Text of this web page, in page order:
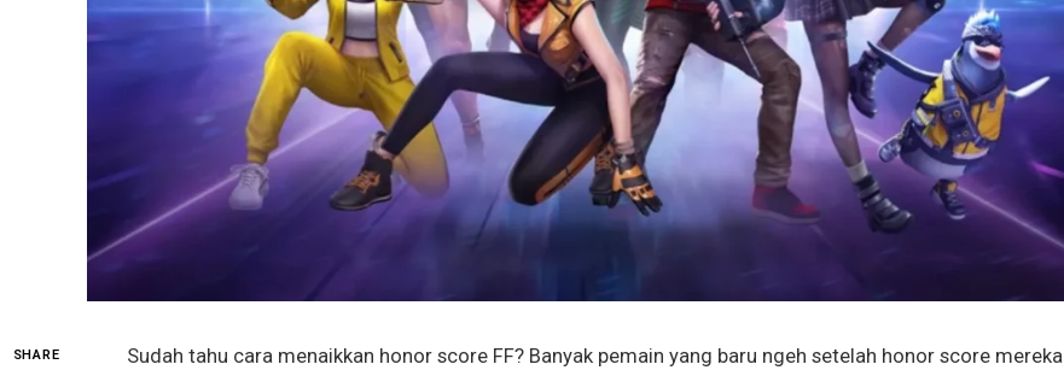
SHARE
Sudah tahu cara menaikkan honor score FF? Banyak pemain yang baru ngeh setelah honor score mereka